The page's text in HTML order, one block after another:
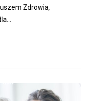
Zdrowia,